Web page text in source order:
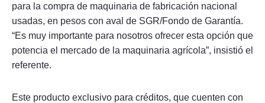
para la compra de maquinaria de fabricación nacional
usadas, en pesos con aval de SGR/Fondo de Garantía.
“Es muy importante para nosotros ofrecer esta opción que
potencia el mercado de la maquinaria agrícola”, insistió el
referente.
Este producto exclusivo para créditos, que cuenten con